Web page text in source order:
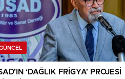
‘DAĞLIK FRİGYA’ PROJESİ